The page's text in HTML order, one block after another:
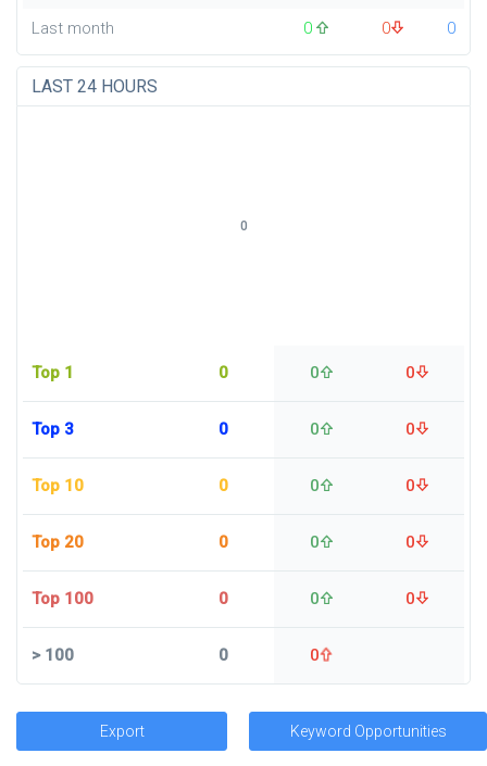
Last month
0 0 0
LAST 24 HOURS
Top 1 0 0 0
Top 3 0 0 0
Top 10 0 0 0
Top 20 0 0 0
Top 100 0 0 0
>100 0 0
0
Export Keyword Opportunities